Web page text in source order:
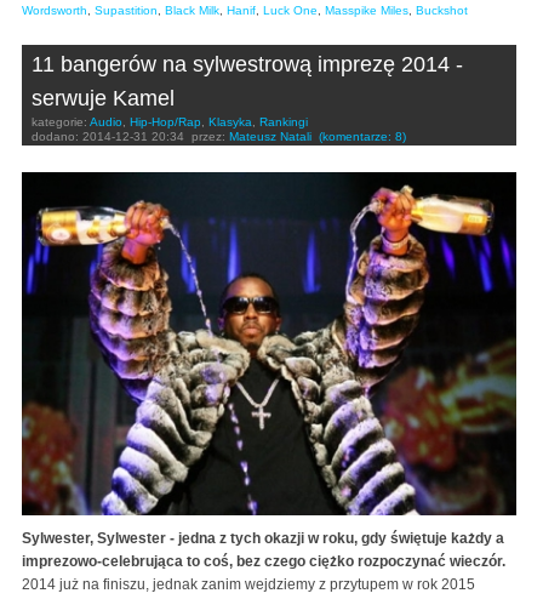
Wordsworth, Supastition, Black Milk, Hanif, Luck One, Masspike Miles, Buckshot
11 bangerów na sylwestrową imprezę 2014 -
serwuje Kamel
kategorie: Audio, Hip-Hop/Rap, Klasyka, Rankingi
dodano: 2014-12-31 20:34 przez: Mateusz Natali (komentarze: 8)
Sylwester, Sylwester - jedna z tych okazji w roku, gdy świętuje każdy a
imprezowo-celebrująca to coś, bez czego ciężko rozpoczynać wieczór.
2014 już na finiszu, jednak zanim wejdziemy z przytupem w rok 2015